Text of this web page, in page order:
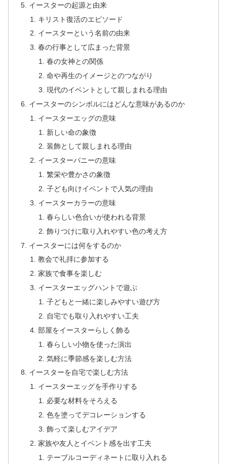
イースターの起源と由来
キリスト復活のエピソード
イースターという名前の由来
春の行事として広まった背景
春の女神との関係
命や再生のイメージとのつながり
現代のイベントとして親しまれる理由
イースターのシンボルにはどんな意味があるのか
イースターエッグの意味
新しい命の象徴
装飾として親しまれる理由
イースターバニーの意味
繁栄や豊かさの象徴
子ども向けイベントで人気の理由
イースターカラーの意味
春らしい色合いが使われる背景
飾りつけに取り入れやすい色の考え方
イースターには何をするのか
教会で礼拝に参加する
家族で食事を楽しむ
イースターエッグハントで遊ぶ
子どもと一緒に楽しみやすい遊び方
自宅でも取り入れやすい工夫
部屋をイースターらしく飾る
春らしい小物を使った演出
気軽に季節感を楽しむ方法
イースターを自宅で楽しむ方法
イースターエッグを手作りする
必要な材料をそろえる
色を塗ってデコレーションする
飾って楽しむアイデア
家族や友人とイベント感を出す工夫
テーブルコーディネートに取り入れる